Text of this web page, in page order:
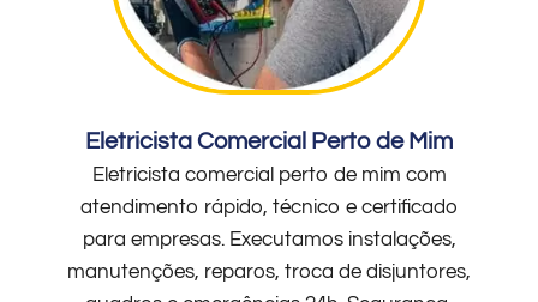
Eletricista Comercial Perto de Mim
Eletricista comercial perto de mim com
atendimento rápido, técnico e certificado
para empresas. Executamos instalações,
manutenções, reparos, troca de disjuntores,